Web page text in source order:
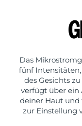
Das
fünf
des Gesichts
verfügt über ein
deiner Haut
zur Einstellung